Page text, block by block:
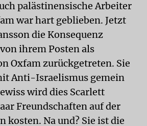
palästinensische Arbeiter
war hart geblieben. Jetzt
die Konsequenz
ihrem Posten als
Oxfam zurückgetreten. Sie
Anti-Israelismus gemein
wird dies Scarlett
Freundschaften auf der
kosten. Na und? Sie ist die